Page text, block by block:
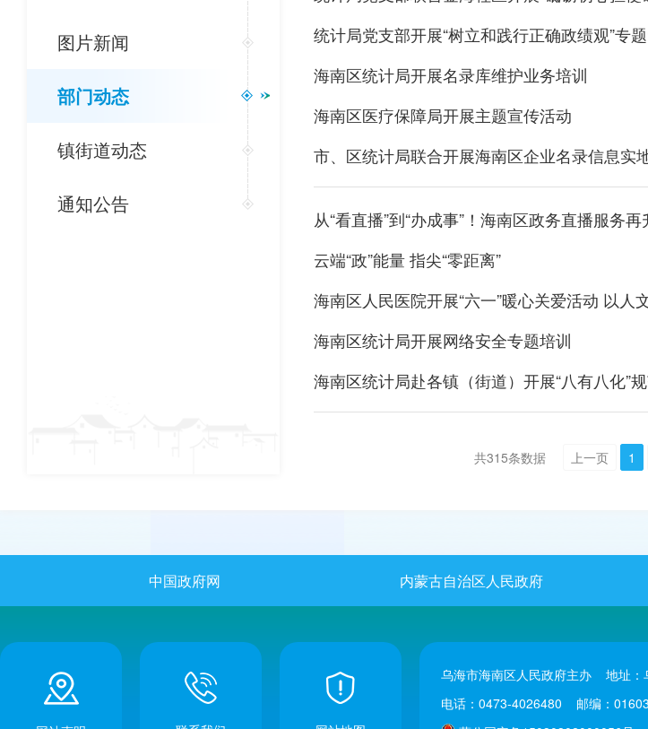
图片新闻
部门动态
镇街道动态
通知公告
统计局党支部开展“树立和践行正确政绩观”专
海南区统计局开展名录库维护业务培训
海南区医疗保障局开展主题宣传活动
市、区统计局联合开展海南区企业名录信息实
从“看直播”到“办成事”！海南区政务直播服务再
云端“政”能量 指尖“零距离”
海南区人民医院开展“六一”暖心关爱活动 以人
海南区统计局开展网络安全专题培训
海南区统计局赴各镇（街道）开展“八有八化”
共315条数据 上一页 1
中国政府网 内蒙古自治区人民政府
乌海市海南区人民政府主办 地址：
电话：0473-4026480 邮编：